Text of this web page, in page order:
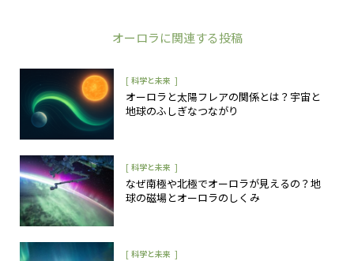
オーロラに関連する投稿
[ 科学と未来 ]
オーロラと太陽フレアの関係とは？宇宙と
地球のふしぎなつながり
[ 科学と未来 ]
なぜ南極や北極でオーロラが見えるの？地
球の磁場とオーロラのしくみ
[ 科学と未来 ]